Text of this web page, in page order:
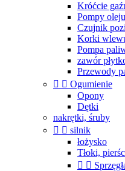
Króćcie
Pompy oleju
Czujnik
Korki
Pompa
zawór
Przewody
  Ogumienie
Opony
Dętki
nakrętki, śruby
  silnik
łożysko
Tłoki,
 